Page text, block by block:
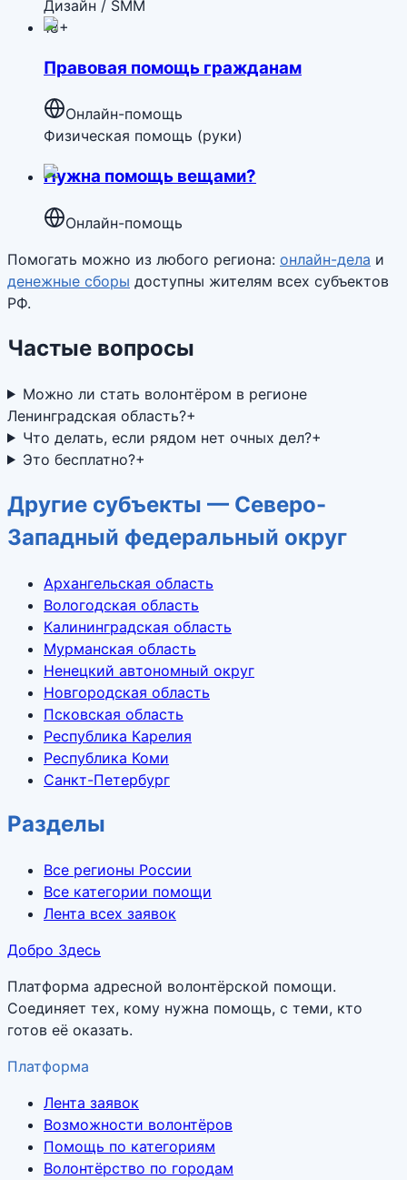
Дизайн / SMM
18+
Правовая помощь гражданам
Онлайн-помощь
Физическая помощь (руки)
Нужна помощь вещами?
Онлайн-помощь
Помогать можно из любого региона: онлайн-дела и
денежные сборы доступны жителям всех субъектов
РФ.
Частые вопросы
Можно ли стать волонтёром в регионе
Ленинградская область?+
Что делать, если рядом нет очных дел?+
Это бесплатно?+
Другие субъекты — Северо-
Западный федеральный округ
Архангельская область
Вологодская область
Калининградская область
Мурманская область
Ненецкий автономный округ
Новгородская область
Псковская область
Республика Карелия
Республика Коми
Санкт-Петербург
Разделы
Все регионы России
Все категории помощи
Лента всех заявок
Добро Здесь
Платформа адресной волонтёрской помощи.
Соединяет тех, кому нужна помощь, с теми, кто
готов её оказать.
Платформа
Лента заявок
Возможности волонтёров
Помощь по категориям
Волонтёрство по городам